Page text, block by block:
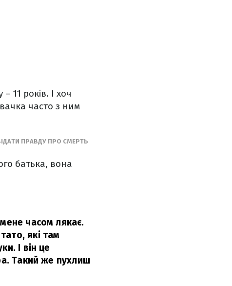
11 років. І хоч
часто з ним
ПРАВДУ ПРО СМЕРТЬ
батька, вона
часом лякає.
які там
І він це
Такий же пухлиш